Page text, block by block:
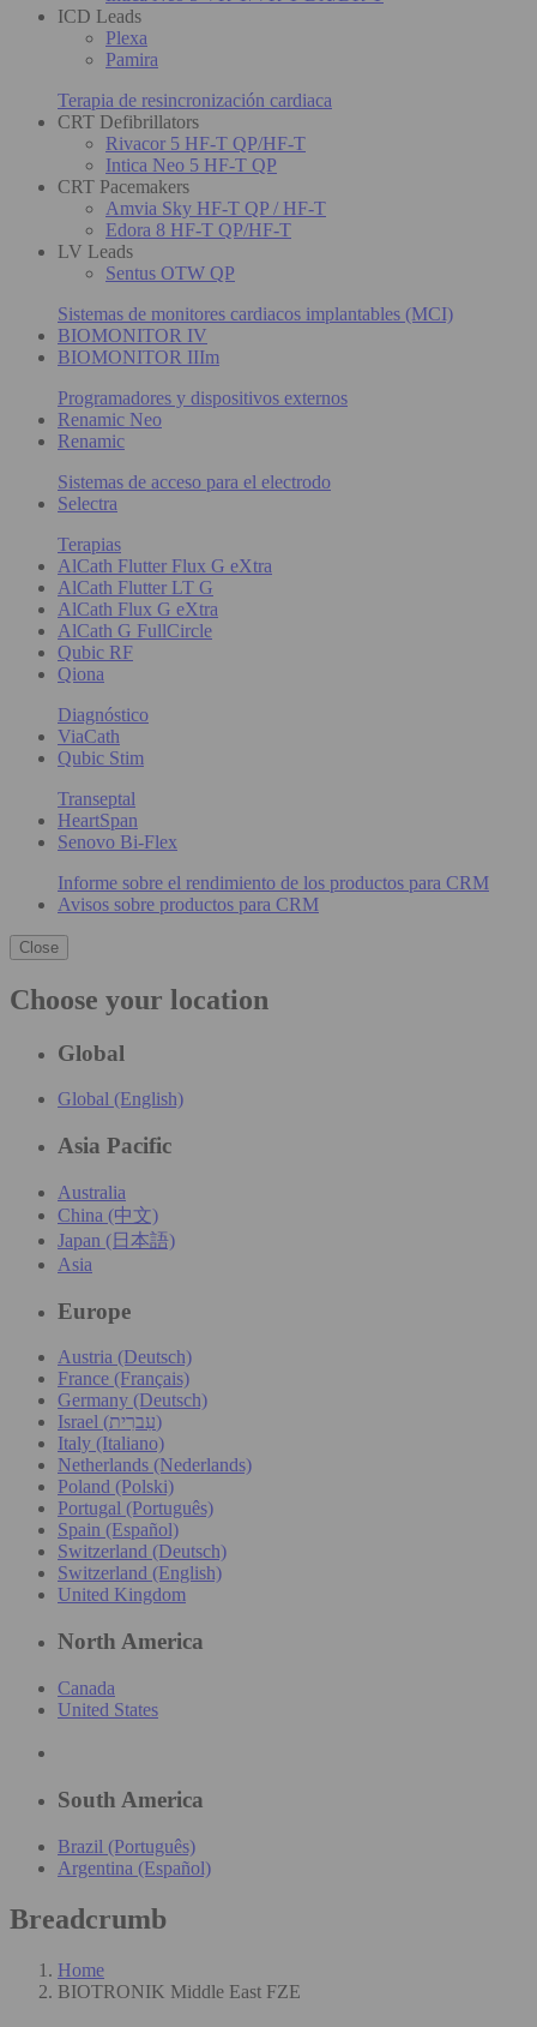
ICD Leads
Plexa
Pamira
Terapia de resincronización cardiaca
CRT Defibrillators
Rivacor 5 HF-T QP/HF-T
Intica Neo 5 HF-T QP
CRT Pacemakers
Amvia Sky HF-T QP / HF-T
Edora 8 HF-T QP/HF-T
LV Leads
Sentus OTW QP
Sistemas de monitores cardiacos implantables (MCI)
BIOMONITOR IV
BIOMONITOR IIIm
Programadores y dispositivos externos
Renamic Neo
Renamic
Sistemas de acceso para el electrodo
Selectra
Terapias
AlCath Flutter Flux G eXtra
AlCath Flutter LT G
AlCath Flux G eXtra
AlCath G FullCircle
Qubic RF
Qiona
Diagnóstico
ViaCath
Qubic Stim
Transeptal
HeartSpan
Senovo Bi-Flex
Informe sobre el rendimiento de los productos para CRM
Avisos sobre productos para CRM
Close
Choose your location
Global
Global (English)
Asia Pacific
Australia
China (中文)
Japan (日本語)
Asia
Europe
Austria (Deutsch)
France (Français)
Germany (Deutsch)
Israel (עִברִית)
Italy (Italiano)
Netherlands (Nederlands)
Poland (Polski)
Portugal (Português)
Spain (Español)
Switzerland (Deutsch)
Switzerland (English)
United Kingdom
North America
Canada
United States
South America
Brazil (Português)
Argentina (Español)
Breadcrumb
Home
BIOTRONIK Middle East FZE